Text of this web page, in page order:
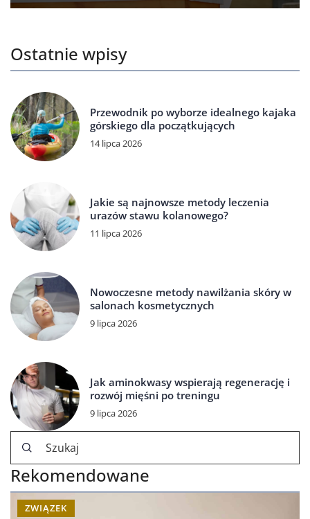
Ostatnie wpisy
Przewodnik po wyborze idealnego kajaka
górskiego dla początkujących
14 lipca 2026
Jakie są najnowsze metody leczenia
urazów stawu kolanowego?
11 lipca 2026
Nowoczesne metody nawilżania skóry w
salonach kosmetycznych
9 lipca 2026
Jak aminokwasy wspierają regenerację i
rozwój mięśni po treningu
9 lipca 2026
Rekomendowane
ZWIĄZEK